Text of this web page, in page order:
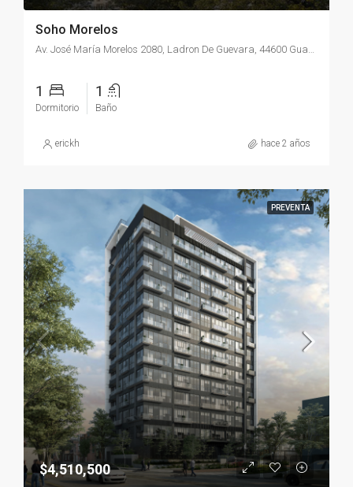
Soho Morelos
Av. José María Morelos 2080, Ladron De Guevara, 44600 Guadalajara, Jal., México
1
Dormitorio
1
Baño
erickh hace 2 años
PREVENTA
$4,510,500